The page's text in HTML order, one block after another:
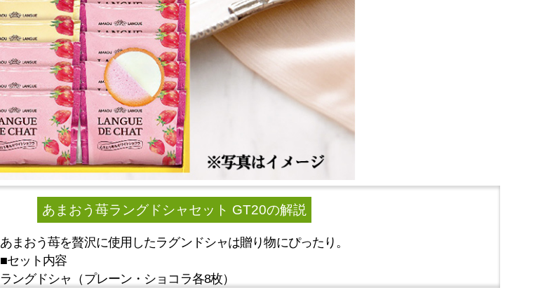
あまおう苺ラングドシャセット GT20の解説
あまおう苺を贅沢に使用したラグンドシャは贈り物にぴったり。
■セット内容
ラングドシャ（プレーン・ショコラ各8枚）